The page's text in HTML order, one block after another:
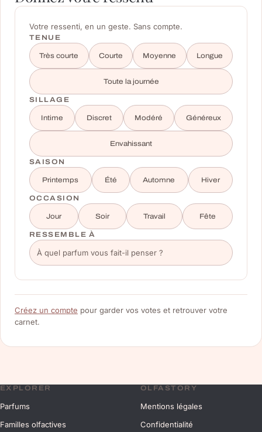
Votre ressenti, en un geste. Sans compte.
TENUE
Très courte Courte Moyenne Longue
Toute la journée
SILLAGE
Intime Discret Modéré Généreux
Envahissant
SAISON
Printemps Été Automne Hiver
OCCASION
Jour Soir Travail Fête
RESSEMBLE À
Créez un compte pour garder vos votes et retrouver votre
carnet.
EXPLORER
Parfums
Familles olfactives
OLFASTORY
Mentions légales
Confidentialité